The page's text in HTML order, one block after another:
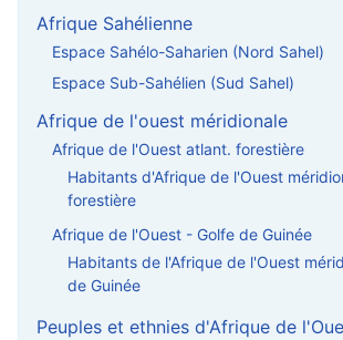
Afrique Sahélienne
Espace Sahélo-Saharien (Nord Sahel)
Espace Sub-Sahélien (Sud Sahel)
Afrique de l'ouest méridionale
Afrique de l'Ouest atlant. forestière
Habitants d'Afrique de l'Ouest
forestière
Afrique de l'Ouest - Golfe de Guinée
Habitants de l'Afrique de l'Ouest
de Guinée
Peuples et ethnies d'Afrique de